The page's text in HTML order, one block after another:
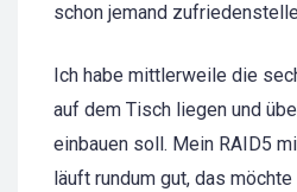
schon jemand
Ich habe mittlerweile die
auf dem Tisch liegen und
einbauen soll. Mein RAID5
läuft rundum gut, das